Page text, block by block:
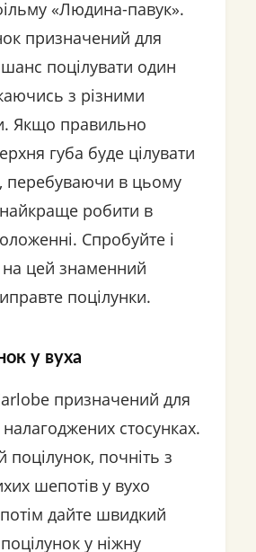
«Людина-павук».
призначений для
поцілувати один
з різними
Якщо правильно
губа буде цілувати
перебуваючи в цьому
робити в
Спробуйте і
на цей знаменний
поцілунки.
у вуха
призначений для
стосунках.
поцілунок, почніть з
шепотів у вухо
дайте швидкий
у ніжну